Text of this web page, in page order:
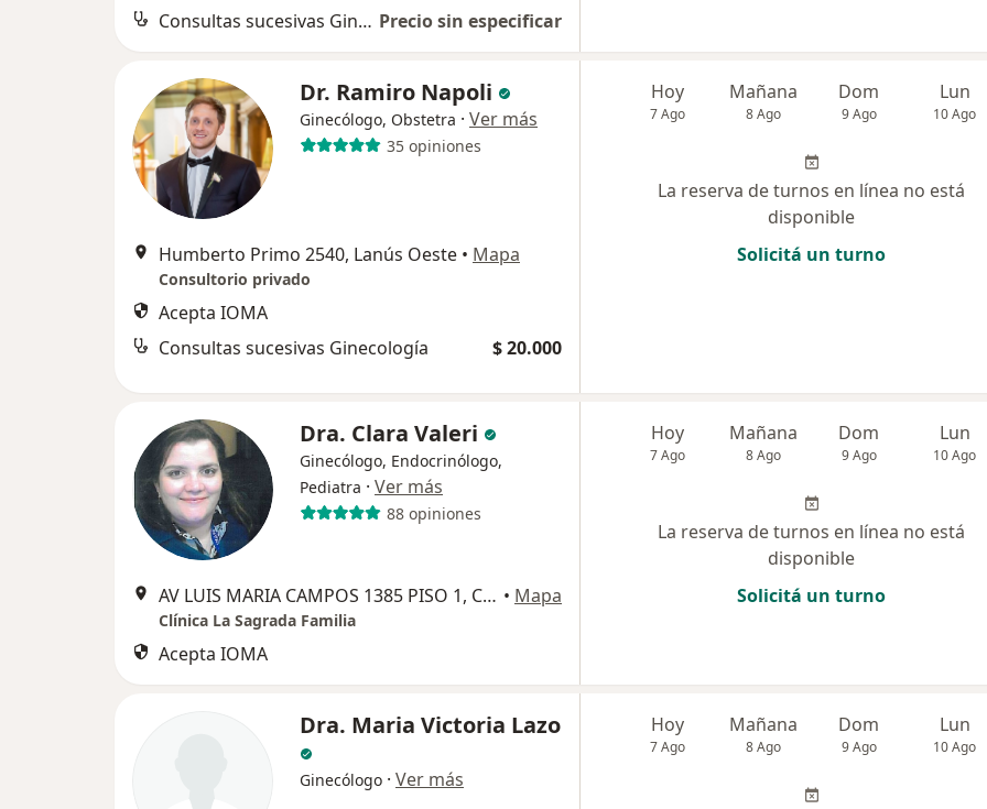
Consultas sucesivas Ginecología Precio sin especificar
Dr. Ramiro Napoli
Ginecólogo, Obstetra · Ver más
35 opiniones
Humberto Primo 2540, Lanús Oeste • Mapa
Consultorio privado
Acepta IOMA
Consultas sucesivas Ginecología
$ 20.000
Hoy
7 Ago
Mañana
8 Ago
Dom
9 Ago
Lun
10 Ago
La reserva de turnos en línea no está
disponible
Solicitá un turno
Dra. Clara Valeri
Ginecólogo, Endocrinólogo,
Pediatra · Ver más
88 opiniones
AV LUIS MARIA CAMPOS 1385 PISO 1, Capital Federal • Mapa
Clínica La Sagrada Familia
Acepta IOMA
Hoy
7 Ago
Mañana
8 Ago
Dom
9 Ago
Lun
10 Ago
La reserva de turnos en línea no está
disponible
Solicitá un turno
Dra. Maria Victoria Lazo
Ginecólogo · Ver más
Hoy
7 Ago
Mañana
8 Ago
Dom
9 Ago
Lun
10 Ago